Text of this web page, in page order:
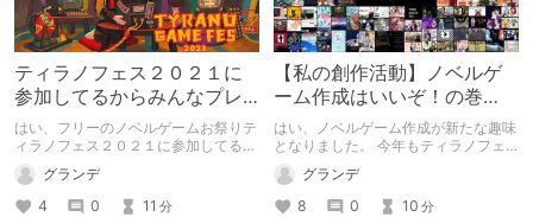
ティラノフェス２０２１に
参加してるからみんなプレ
イしてみてねの巻
はい、フリーのノベルゲームお祭りテ
ィラノフェス２０２１に参加してるの
グランデ
4
0 11 分
【私の創作活動】ノベルゲ
ーム作成はいいぞ！の巻
【ティラノフェス】
はい、ノベルゲーム作成が新たな趣味
となりました。 今年もティラノフェ
囲ったやつが自分の作品です。
グランデ
8
0 10 分